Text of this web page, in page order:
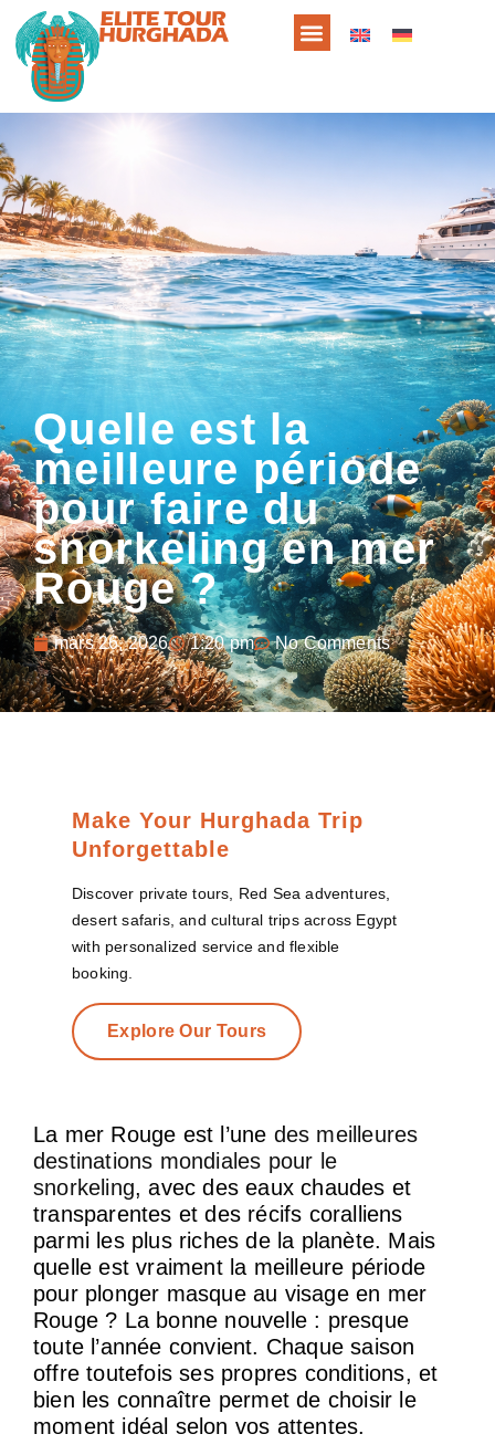
Quelle est la
meilleure période
pour faire du
snorkeling en mer
Rouge ?
mars 26, 2026 1:20 pm No Comments
Make Your Hurghada Trip
Unforgettable
Discover private tours, Red Sea adventures,
desert safaris, and cultural trips across Egypt
with personalized service and flexible
booking.
Explore Our Tours
La mer Rouge est l’une des meilleures
destinations mondiales pour le
snorkeling, avec des eaux chaudes et
transparentes et des récifs coralliens
parmi les plus riches de la planète. Mais
quelle est vraiment la meilleure période
pour plonger masque au visage en mer
Rouge ? La bonne nouvelle : presque
toute l’année convient. Chaque saison
offre toutefois ses propres conditions, et
bien les connaître permet de choisir le
moment idéal selon vos attentes.